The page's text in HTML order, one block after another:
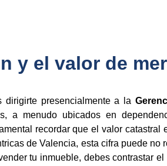
y el valor de
presencialmente a la
a menudo ubicados en
recordar que el valor
de Valencia, esta cifra puede
tu inmueble, debes contrastar